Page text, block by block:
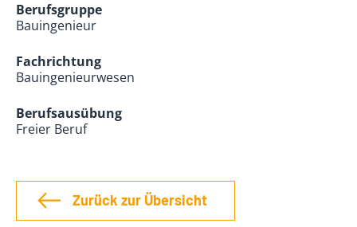
Berufsgruppe
Bauingenieur
Fachrichtung
Bauingenieurwesen
Berufsausübung
Freier Beruf
Zurück zur Übersicht